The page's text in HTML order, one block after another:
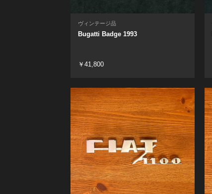
ヴィンテージ品
Bugatti Badge 1993
￥41,800